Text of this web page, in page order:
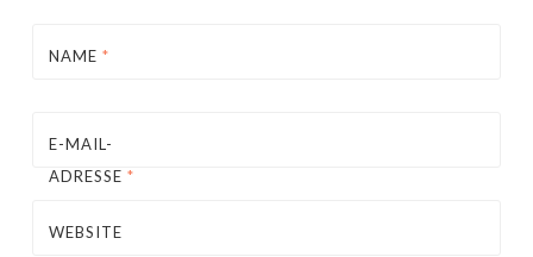
NAME *
E-MAIL-
ADRESSE *
WEBSITE